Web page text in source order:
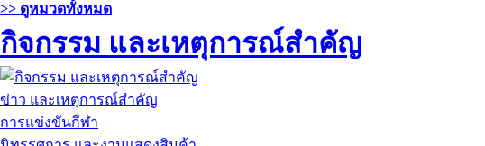
>> ดูหมวดทั้งหมด
กิจกรรม และเหตุการณ์สำคัญ
ข่าว และเหตุการณ์สำคัญ
การแข่งขันกีฬา